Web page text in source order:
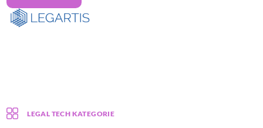
LEGAL TECH KATEGORIE